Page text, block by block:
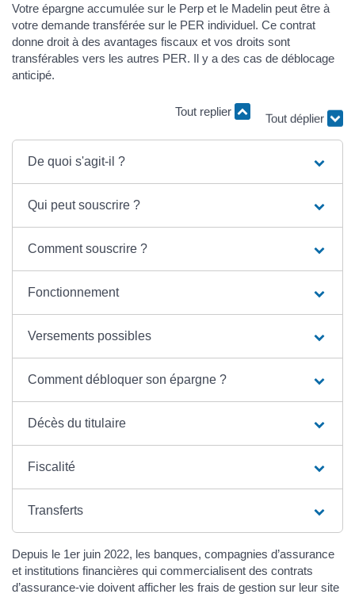
Votre épargne accumulée sur le Perp et le Madelin peut être à
votre demande transférée sur le PER individuel. Ce contrat
donne droit à des avantages fiscaux et vos droits sont
transférables vers les autres PER. Il y a des cas de déblocage
anticipé.
Tout replier
Tout déplier
De quoi s'agit-il ?
Qui peut souscrire ?
Comment souscrire ?
Fonctionnement
Versements possibles
Comment débloquer son épargne ?
Décès du titulaire
Fiscalité
Transferts
Depuis le 1er juin 2022, les banques, compagnies d’assurance
et institutions financières qui commercialisent des contrats
d’assurance-vie doivent afficher les frais de gestion sur leur site